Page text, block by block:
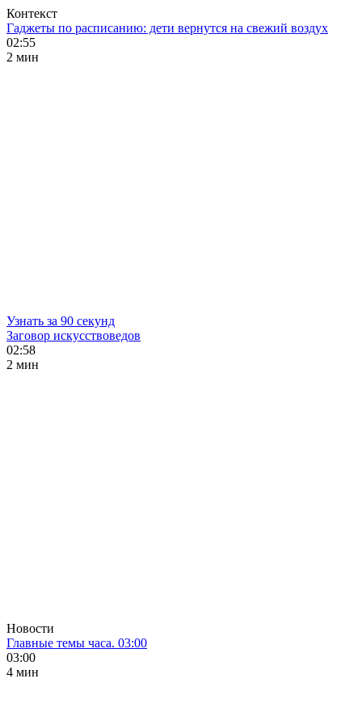
Контекст
Гаджеты по расписанию: дети вернутся на свежий воздух
02:55
2 мин
Узнать за 90 секунд
Заговор искусствоведов
02:58
2 мин
Новости
Главные темы часа. 03:00
03:00
4 мин